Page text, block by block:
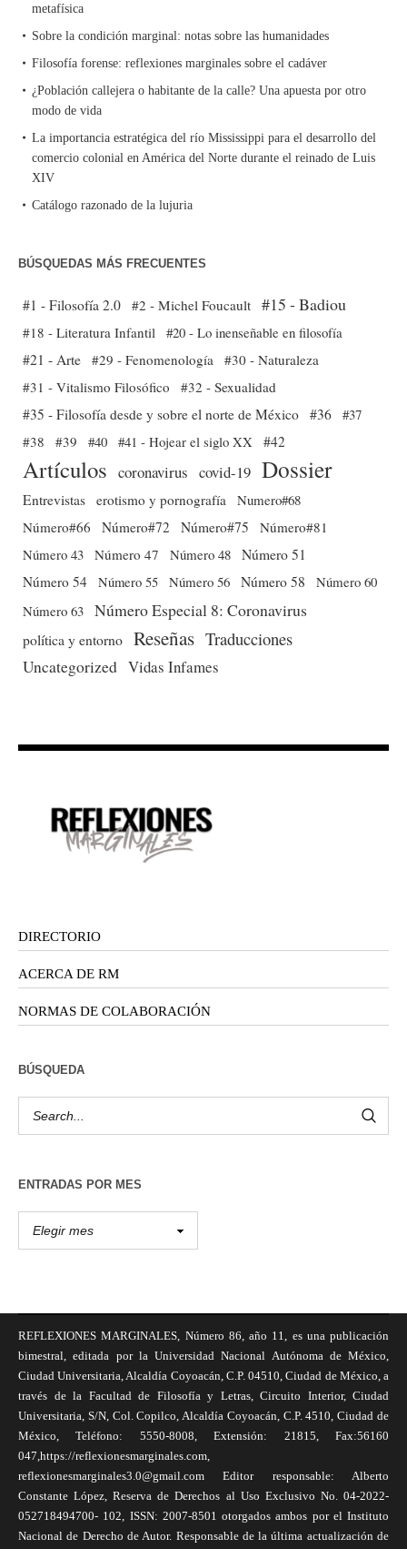
metafísica
Sobre la condición marginal: notas sobre las humanidades
Filosofía forense: reflexiones marginales sobre el cadáver
¿Población callejera o habitante de la calle? Una apuesta por otro
modo de vida
La importancia estratégica del río Mississippi para el desarrollo del
comercio colonial en América del Norte durante el reinado de Luis
XIV
Catálogo razonado de la lujuria
BÚSQUEDAS MÁS FRECUENTES
#1 - Filosofía 2.0 #2 - Michel Foucault #15 - Badiou
#18 - Literatura Infantil #20 - Lo inenseñable en filosofía
#21 - Arte #29 - Fenomenología
#30 - Naturaleza
#31 - Vitalismo Filosófico
#32 - Sexualidad
#35 - Filosofía desde y sobre el norte de México #36 #37
#38
#39 #40 #41 - Hojear el siglo XX #42
Artículos coronavirus covid-19 Dossier
Entrevistas erotismo y pornografía
Numero#68
Número#66
Número#72 Número#75
Número#81
Número 43 Número 47 Número 48 Número 51
Número 54 Número 55 Número 56 Número 58
Número 60
Número 63 Número Especial 8: Coronavirus
política y entorno Reseñas Traducciones
Uncategorized Vidas Infames
DIRECTORIO
ACERCA DE RM
NORMAS DE COLABORACIÓN
BÚSQUEDA
ENTRADAS POR MES
REFLEXIONES MARGINALES, Número 86, año 11, es una publicación
bimestral, editada por la Universidad Nacional Autónoma de México,
Ciudad Universitaria, Alcaldía Coyoacán, C.P. 04510, Ciudad de México, a
través de la Facultad de Filosofía y Letras, Circuito Interior, Ciudad
Universitaria, S/N, Col. Copilco, Alcaldía Coyoacán, C.P. 4510, Ciudad de
México, Teléfono: 5550-8008, Extensión: 21815, Fax:56160
047,https://reflexionesmarginales.com,
reflexionesmarginales3.0@gmail.com Editor responsable: Alberto
Constante López, Reserva de Derechos al Uso Exclusivo No. 04-2022-
052718494700- 102, ISSN: 2007-8501 otorgados ambos por el Instituto
Nacional de Derecho de Autor. Responsable de la última actualización de